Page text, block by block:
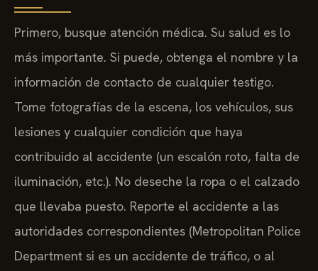
Primero, busque atención médica. Su salud es lo
más importante. Si puede, obtenga el nombre y la
información de contacto de cualquier testigo.
Tome fotografías de la escena, los vehículos, sus
lesiones y cualquier condición que haya
contribuido al accidente (un escalón roto, falta de
iluminación, etc.). No deseche la ropa o el calzado
que llevaba puesto. Reporte el accidente a las
autoridades correspondientes (Metropolitan Police
Department si es un accidente de tráfico, o al